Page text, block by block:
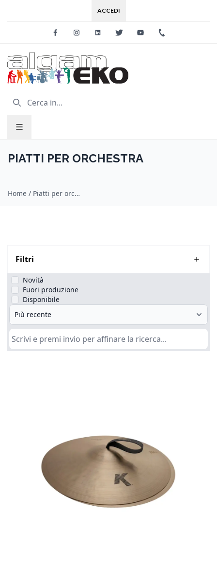
ACCEDI
FacebookInstagramLinkedinTwitter Youtube
PIATTI PER ORCHESTRA
Home / Piatti per orchestra
Filtri
Novità
Fuori produzione
Disponibile